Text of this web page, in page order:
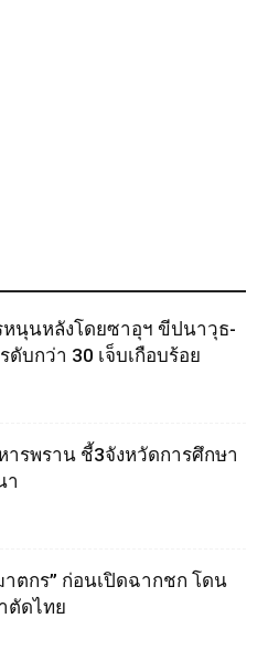
นุนหลังโดยซาอุฯ ขีปนาวุธ-
บกว่า 30 เจ็บเกือบร้อย
ารพราน ชี้3จังหวัดการศึกษา
า
าตกร” ก่อนเปิดฉากชก โดน
ตัดไทย